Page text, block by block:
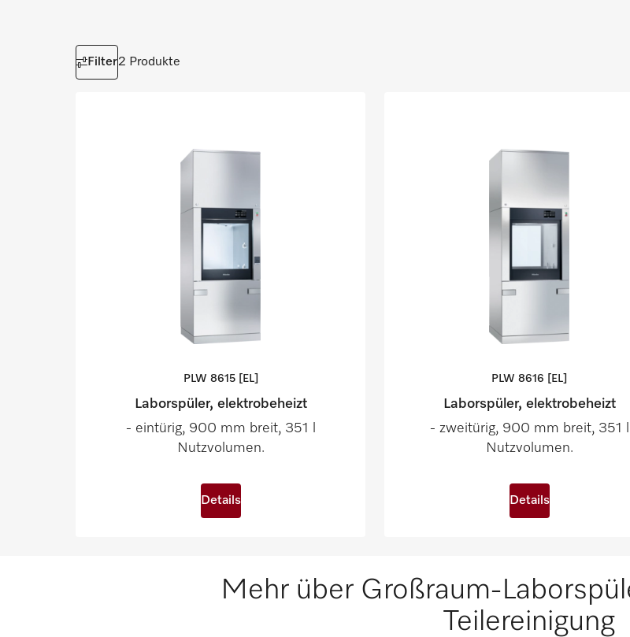
Filter2 Produkte
PLW 8615 [EL]
Laborspüler, elektrobeheizt
- eintürig, 900 mm breit, 351 l
Nutzvolumen.
Details
PLW 8616 [EL]
Laborspüler, elektrobeheizt
- zweitürig, 900 mm breit, 351 l
Nutzvolumen.
Details
Mehr über Großraum-
Teilereinigung